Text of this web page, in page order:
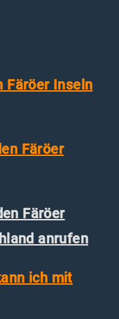
Färöer Inseln
Färöer
Färöer
anrufen
ich mit